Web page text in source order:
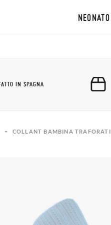
NEONATO
IN SPAGNA
COLLANT BAMBINA TRAFORATI